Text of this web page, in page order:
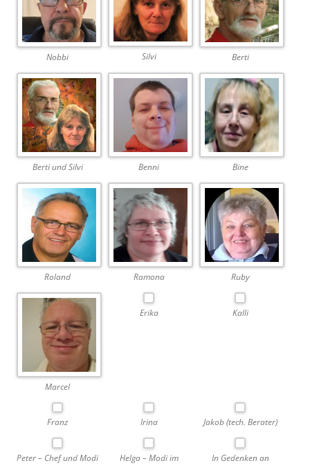
Nobbi Silvi Berti
Berti und Silvi Benni Bine
Roland Ramona Ruby
Marcel
Erika Kalli
Franz Irina Jakob (tech. Berater)
Peter – Chef und Modi
Helga – Modi im
In Gedenken an